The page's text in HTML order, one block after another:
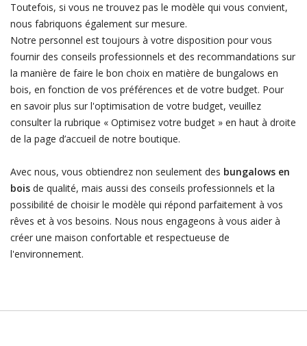
Toutefois, si vous ne trouvez pas le modèle qui vous convient,
nous fabriquons également sur mesure.
Notre personnel est toujours à votre disposition pour vous
fournir des conseils professionnels et des recommandations sur
la manière de faire le bon choix en matière de bungalows en
bois, en fonction de vos préférences et de votre budget. Pour
en savoir plus sur l'optimisation de votre budget, veuillez
consulter la rubrique « Optimisez votre budget » en haut à droite
de la page d’accueil de notre boutique.
Avec nous, vous obtiendrez non seulement des bungalows en
boisde qualité, mais aussi des conseils professionnels et la
possibilité de choisir le modèle qui répond parfaitement à vos
rêves et à vos besoins. Nous nous engageons à vous aider à
créer une maison confortable et respectueuse de
l'environnement.